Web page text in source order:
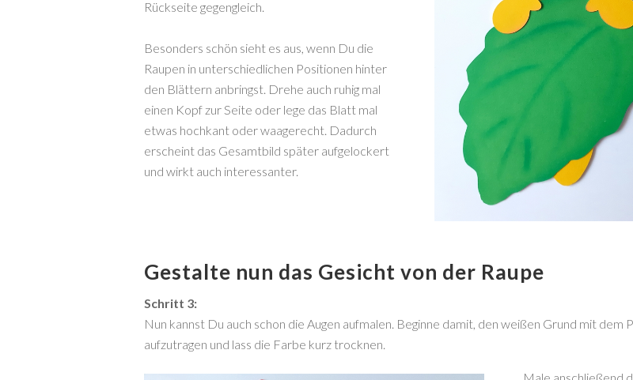
Rückseite gegengleich.
Besonders schön sieht es aus, wenn Du die
Raupen in unterschiedlichen Positionen hinter
den Blättern anbringst. Drehe auch ruhig mal
einen Kopf zur Seite oder lege das Blatt mal
etwas hochkant oder waagerecht. Dadurch
erscheint das Gesamtbild später aufgelockert
und wirkt auch interessanter.
Gestalte nun das Gesicht von der Raupe
Schritt 3:
Nun kannst Du auch schon die Augen aufmalen. Beginne damit, den weißen Grund mit dem
aufzutragen und lass die Farbe kurz trocknen.
Male anschließend